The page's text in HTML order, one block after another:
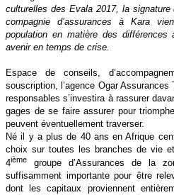
culturelles des Evala 2017, la
compagnie d’assurances à Kara
population en matière des différences
avenir en temps de crise.
Espace de conseils,
souscription, l’agence Ogar
responsables s’investira à rassurer
gages de se faire assurer pour
peuvent éventuellement traverser.
Né il y a plus de 40 ans en Afrique
choix sur toutes les branches de vie
4ième
groupe d’Assurances de la
suffisamment importante pour être
dont les capitaux proviennent